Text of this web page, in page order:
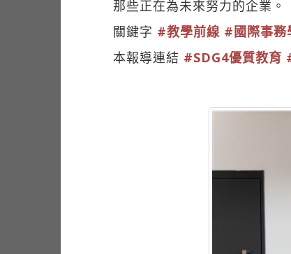
那些正在為未來努力的企業。
關鍵字 #教學前線 #國際事務
本報導連結 #SDG4優質教育